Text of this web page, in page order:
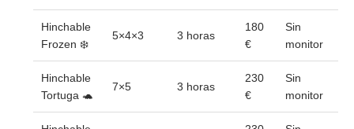
Hinchable
Frozen ❄️
5×4×3 3 horas
180
€
Sin
monitor
Hinchable
Tortuga 🐢
7×5 3 horas
230
€
Sin
monitor